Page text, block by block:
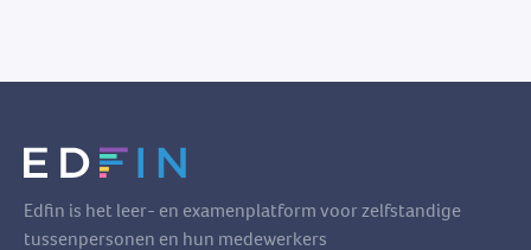
Edfin is het leer- en examenplatform voor zelfstandige
tussenpersonen en hun medewerkers